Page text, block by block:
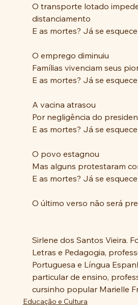
O transporte lotado
distanciamento
E as mortes? Já se
O emprego diminuiu
Famílias vivenciam seus
E as mortes? Já se
A vacina atrasou
Por negligência do
E as mortes? Já se
O povo estagnou
Mas alguns protestaram
E as mortes? Já se
O último verso não será
Sirlene dos Santos Vieira.
Letras e Pedagogia,
Portuguesa e Língua
particular de ensino,
cursinho popular Marielle
Educação e Cultura